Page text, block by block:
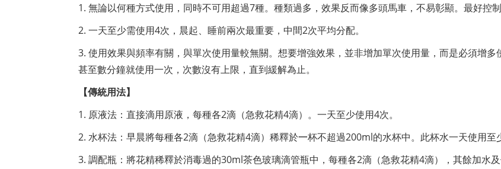
1. 無論以何種方式使用，同時不可用超過7種。種類過多，效果反而像多頭馬車，不易彰顯。最好控
2. 一天至少需使用4次，晨起、睡前兩次最重要，中間2次平均分配。
3. 使用效果與頻率有關，與單次使用量較無關。想要增強效果，並非增加單次使用量，而是必須增多
甚至數分鐘就使用一次，次數沒有上限，直到緩解為止。
【傳統用法】
1. 原液法：直接滴用原液，每種各2滴（急救花精4滴）。一天至少使用4次。
2. 水杯法：早晨將每種各2滴（急救花精4滴）稀釋於一杯不超過200ml的水杯中。此杯水一天使用至
3. 調配瓶：將花精稀釋於消毒過的30ml茶色玻璃滴管瓶中，每種各2滴（急救花精4滴），其餘加水